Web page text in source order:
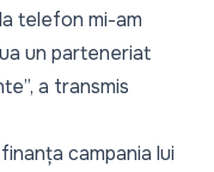
telefon mi-am
un parteneriat
a transmis
campania lui